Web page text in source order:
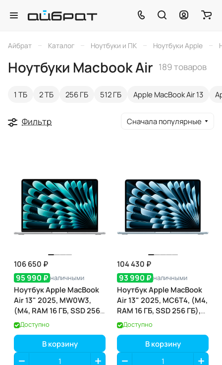
Айбрат – Каталог – Ноутбуки и ПК – Ноутбуки Apple –
Ноутбуки Macbook Air 189 товаров
1 ТБ 2 ТБ 256 ГБ 512 ГБ Apple MacBook Air 13
Фильтр Сначала популярные
106 650 ₽
95 990 ₽ наличными
Ноутбук Apple MacBook
Air 13" 2025, MW0W3,
(M4, RAM 16 ГБ, SSD 256
ГБ), Серебристый
Доступно
В корзину
104 430 ₽
93 990 ₽ наличными
Ноутбук Apple MacBook
Air 13" 2025, MC6T4, (M4,
RAM 16 ГБ, SSD 256 ГБ),
Небесно-голубой
Доступно
В корзину